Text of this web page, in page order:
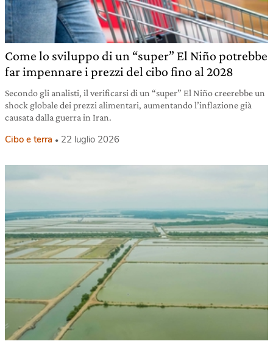
Come lo sviluppo di un “super” El Niño potrebbe
far impennare i prezzi del cibo fino al 2028
Secondo gli analisti, il verificarsi di un “super” El Niño creerebbe un
shock globale dei prezzi alimentari, aumentando l’inflazione già
causata dalla guerra in Iran.
Cibo e terra 22 luglio 2026